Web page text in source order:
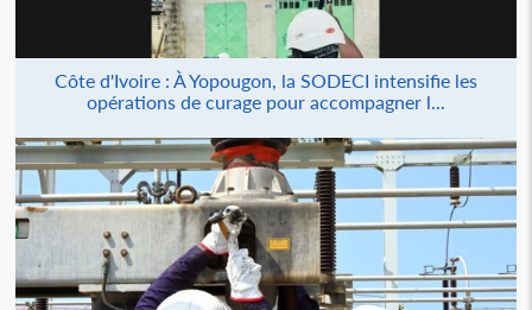
Côte d'Ivoire : À Yopougon, la SODECI intensifie les
opérations de curage pour accompagner l...